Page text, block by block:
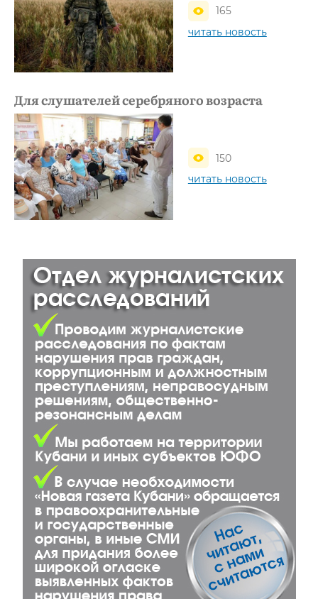
165
читать новость
Для слушателей серебряного возраста
150
читать новость